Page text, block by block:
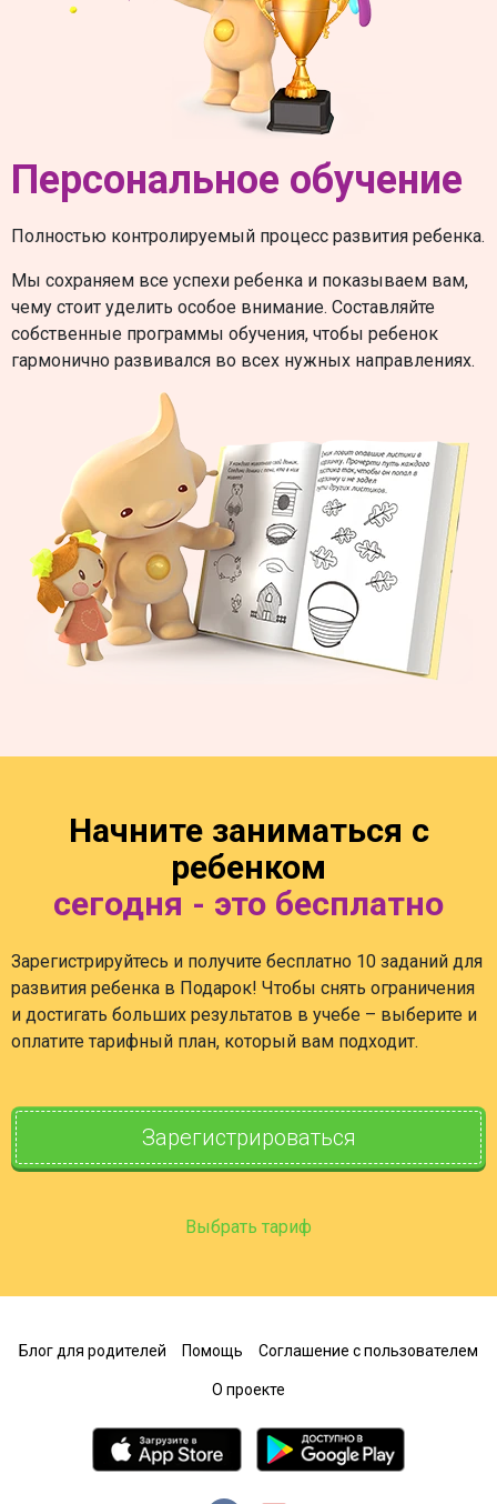
Персональное обучение
Полностью контролируемый процесс развития ребенка.
Мы сохраняем все успехи ребенка и показываем вам,
чему стоит уделить особое внимание. Составляйте
собственные программы обучения, чтобы ребенок
гармонично развивался во всех нужных направлениях.
Начните заниматься с
ребенком
сегодня - это бесплатно
Зарегистрируйтесь и получите бесплатно 10 заданий для
развития ребенка в Подарок! Чтобы снять ограничения
и достигать больших результатов в учебе – выберите и
оплатите тарифный план, который вам подходит.
Зарегистрироваться
Выбрать тариф
Блог для родителей Помощь Соглашение с пользователем
О проекте